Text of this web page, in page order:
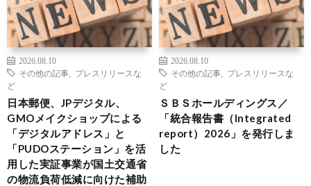
2026.08.10
その他の記事
プレスリリースな
ど
日本郵便、JPデジタル、
GMOメイクショップによる
「デジタルアドレス」と
「PUDOステーション」を活
用した実証事業が国土交通省
の物流負荷低減に向けた補助
2026.08.10
その他の記事
プレスリリースな
ど
ＳＢＳホールディングス／
「統合報告書（Integrated
report）2026」を発行しま
した